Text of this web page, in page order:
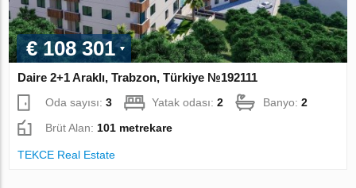
€ 108 301
Daire 2+1 Araklı, Trabzon, Türkiye №192111
Oda sayısı:3 Yatak odası:2 Banyo:2
Brüt Alan: 101 metrekare
TEKCE Real Estate